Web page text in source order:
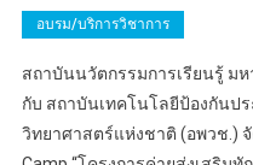
อบรม/บริการวิชาการ
สถาบันนวัตกรรมการเรียนรู้ ม
กับ สถาบันเทคโนโลยีป้องกันป
วิทยาศาสตร์แห่งชาติ (อพวช.)